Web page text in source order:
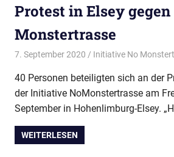
Protest in Elsey gegen
Monstertrasse
7. September 2020 Initiative No
40 Personen beteiligten sich an der
der Initiative NoMonstertrasse am
September in Hohenlimburg-Elsey.
WEITERLESEN